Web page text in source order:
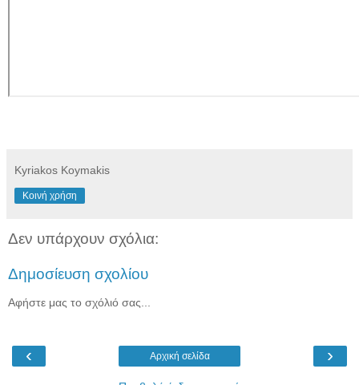
Kyriakos Koymakis
Κοινή χρήση
Δεν υπάρχουν σχόλια:
Δημοσίευση σχολίου
Αφήστε μας το σχόλιό σας...
‹ ›
Αρχική σελίδα